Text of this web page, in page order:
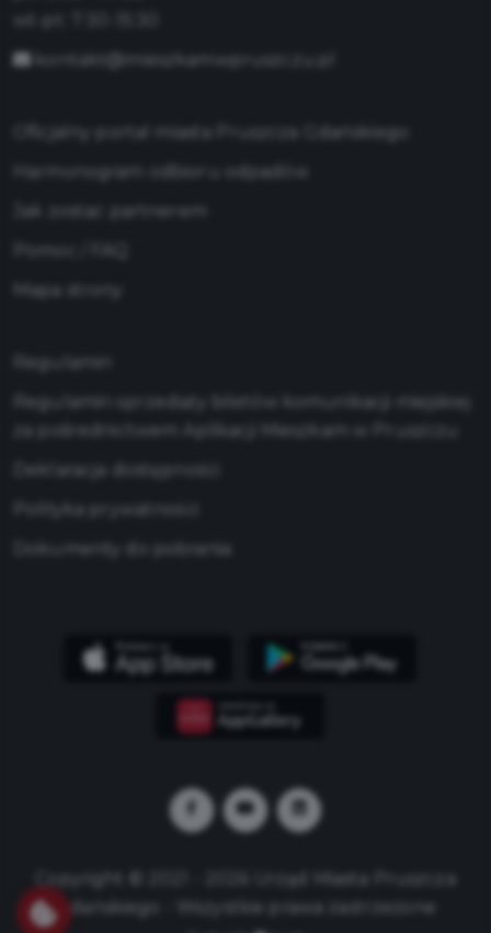
kontakt@mieszkamwpruszczu.pl
Oficjalny portal miasta Pruszcza Gdańskiego
Harmonogram odbioru odpadów
Jak zostać partnerem
Mapa strony
Regulamin
Regulamin sprzedaży biletów komunikacji miejskiej
za pośrednictwem Aplikacji Mieszkam w Pruszczu
Deklaracja dostępności
Polityka prywatności
Dokumenty do pobrania
Copyright © 2021 - 2026 Urząd Miasta Pruszcza
Gdańskiego - Wszystkie prawa zastrzeżone